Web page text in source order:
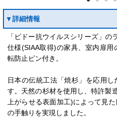
▼詳細情報
「ビドー抗ウイルスシリーズ」
仕様(SIAA取得)の家具、室内扉
転防止ピン付き。
日本の伝統工法「焼杉」を応用
す。天然の杉材を使用し、特許製
上がらせる表面加工)によって見
の手触りを実現しました。